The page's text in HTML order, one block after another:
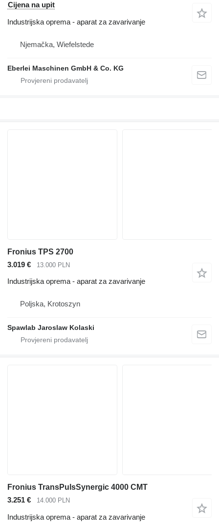
Cijena na upit
Industrijska oprema - aparat za zavarivanje
Njemačka, Wiefelstede
Eberlei Maschinen GmbH & Co. KG
Fronius TPS 2700
3.019 €
13.000 PLN
Industrijska oprema - aparat za zavarivanje
Poljska, Krotoszyn
Spawlab Jaroslaw Kolaski
Fronius TransPulsSynergic 4000 CMT
3.251 €
14.000 PLN
Industrijska oprema - aparat za zavarivanje